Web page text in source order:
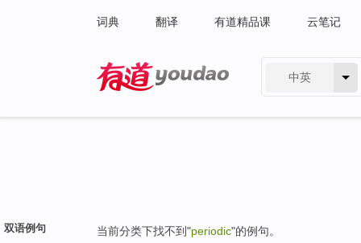
词典 翻译 有道精品课 云笔记
中英
双语例句 当前分类下找不到"periodic"的例句。